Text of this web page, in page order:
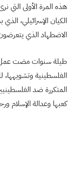
هذه المرة الأولى التي
الكيان الإسرائيلي،
الاضطهاد الذي
طيلة سنوات مضت عمل
الفلسطينية وتشويهها،
المتكررة ضد
كعبها وعدالة الإسلام